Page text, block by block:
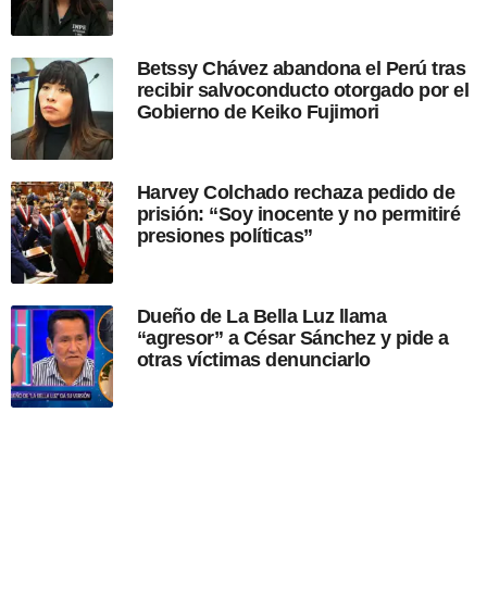
a
c
i
Betssy Chávez abandona el Perú tras
recibir salvoconducto otorgado por el
Gobierno de Keiko Fujimori
Harvey Colchado rechaza pedido de
prisión: “Soy inocente y no permitiré
presiones políticas”
Dueño de La Bella Luz llama
“agresor” a César Sánchez y pide a
otras víctimas denunciarlo